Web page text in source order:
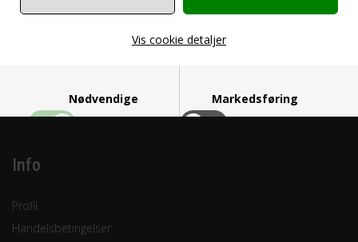
Vis cookie detaljer
Nødvendige Markedsføring
Saxo Premium ved køb af ebogslæser.
Info
Profil
Handelsbetingelser